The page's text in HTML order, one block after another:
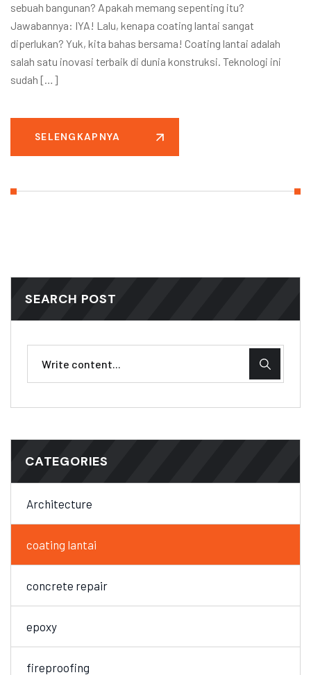
sebuah bangunan? Apakah memang sepenting itu?
Jawabannya: IYA! Lalu, kenapa coating lantai sangat
diperlukan? Yuk, kita bahas bersama! Coating lantai adalah
salah satu inovasi terbaik di dunia konstruksi. Teknologi ini
sudah […]
SELENGKAPNYA
SEARCH POST
CATEGORIES
Architecture
coating lantai
concrete repair
epoxy
fireproofing